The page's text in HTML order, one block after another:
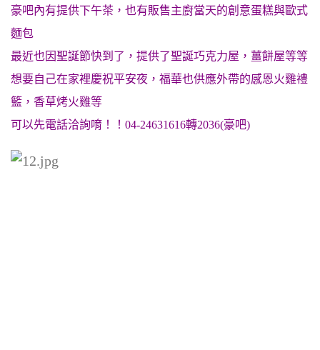
豪吧內有提供下午茶，也有販售主廚當天的創意蛋糕與歐式
麵包
最近也因聖誕節快到了，提供了聖誕巧克力屋，薑餅屋等等
想要自己在家裡慶祝平安夜，福華也供應外帶的感恩火雞禮
籃，香草烤火雞等
可以先電話洽詢唷！！04-24631616轉2036(豪吧)